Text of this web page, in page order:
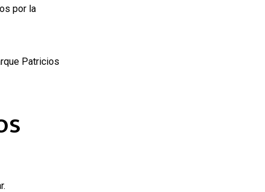
por la
Patricios